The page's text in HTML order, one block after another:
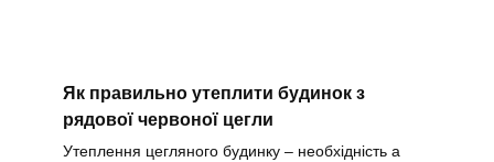
Як правильно утеплити будинок з
рядової червоної цегли
Утеплення цегляного будинку – необхідність а